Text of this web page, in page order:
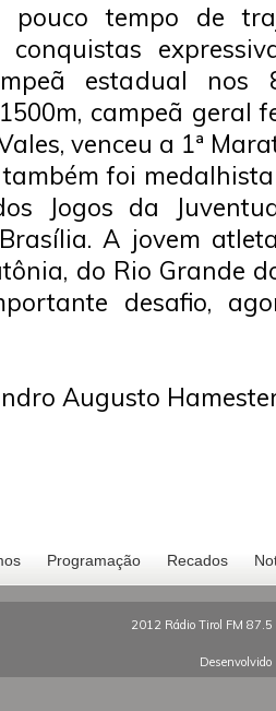
pouco tempo de
conquistas
estadual nos
campeã geral
venceu a 1ª
também foi
Jogos da
A jovem
do Rio Grande
desafio,
Augusto
Programação Recados
2012 Rádio Tirol FM 87.5